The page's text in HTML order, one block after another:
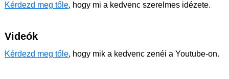
Kérdezd meg tőle, hogy mi a kedvenc szerelmes idézete.
Videók
Kérdezd meg tőle, hogy mik a kedvenc zenéi a Youtube-on.